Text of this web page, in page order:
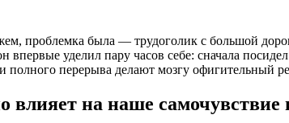
проблемка была — трудоголик с большой
впервые уделил пару часов себе: сначала
полного перерыва делают мозгу офигительный
влияет на наше самочувствие